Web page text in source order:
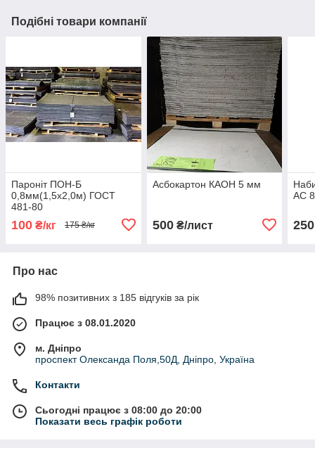
Подібні товари компанії
Пароніт ПОН-Б
0,8мм(1,5х2,0м) ГОСТ
481-80
100 ₴/кг 175 ₴/кг
Асбокартон КАОН 5 мм
500₴/лист
АС
250
Про нас
98% позитивних з 185 відгуків за рік
Працює з 08.01.2020
м. Дніпро
проспект Олександа Поля,50Д, Дніпро, Україна
Контакти
Сьогодні працює з 08:00 до 20:00
Показати весь графік роботи